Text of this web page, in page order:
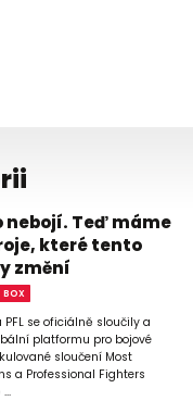
nebojí. Teď máme
které tento
změní
BOX
PFL se oficiálně sloučily a
platformu pro bojové
sloučení Most
a Professional Fighters